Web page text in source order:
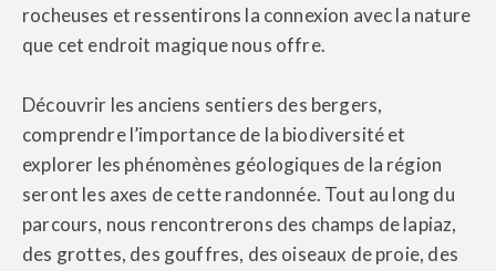
rocheuses et ressentirons la connexion avec la nature
que cet endroit magique nous offre.
Découvrir les anciens sentiers des bergers,
comprendre l’importance de la biodiversité et
explorer les phénomènes géologiques de la région
seront les axes de cette randonnée. Tout au long du
parcours, nous rencontrerons des champs de lapiaz,
des grottes, des gouffres, des oiseaux de proie, des